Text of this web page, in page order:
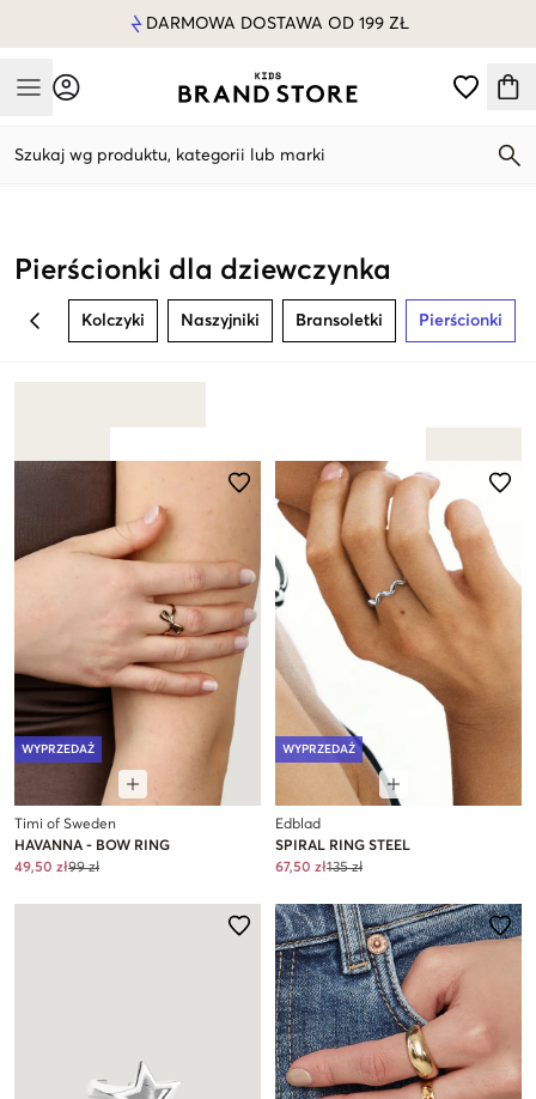
DARMOWA DOSTAWA OD 199 ZŁ
Mobile Menu
Szukaj wg produktu, kategorii lub marki
Pierścionki dla dziewczynka
BACK Kolczyki Naszyjniki Bransoletki Pierścionki
WYPRZEDAŻ
Timi of Sweden
HAVANNA - BOW RING
49,50 zł99 zł
WYPRZEDAŻ
Edblad
SPIRAL RING STEEL
67,50 zł135 zł